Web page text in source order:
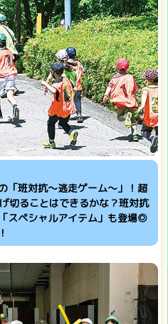
「班対抗～逃走ゲーム～」！超
切ることはできるかな？班対抗
スペシャルアイテム」も登場◎